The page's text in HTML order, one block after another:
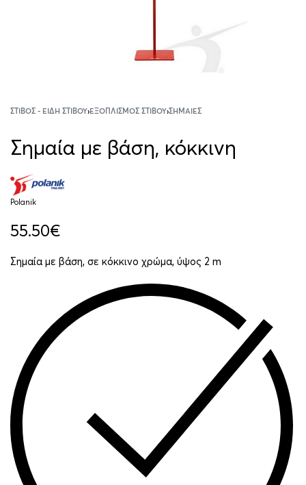
ΣΤΊΒΟΣ - ΕΊΔΗ ΣΤΊΒΟΥ›ΕΞΟΠΛΙΣΜΌΣ ΣΤΊΒΟΥ›ΣΗΜΑΊΕΣ
Σημαία με βάση, κόκκινη
Polanik
55.50€
Σημαία με βάση, σε κόκκινο χρώμα, ύψος 2 m